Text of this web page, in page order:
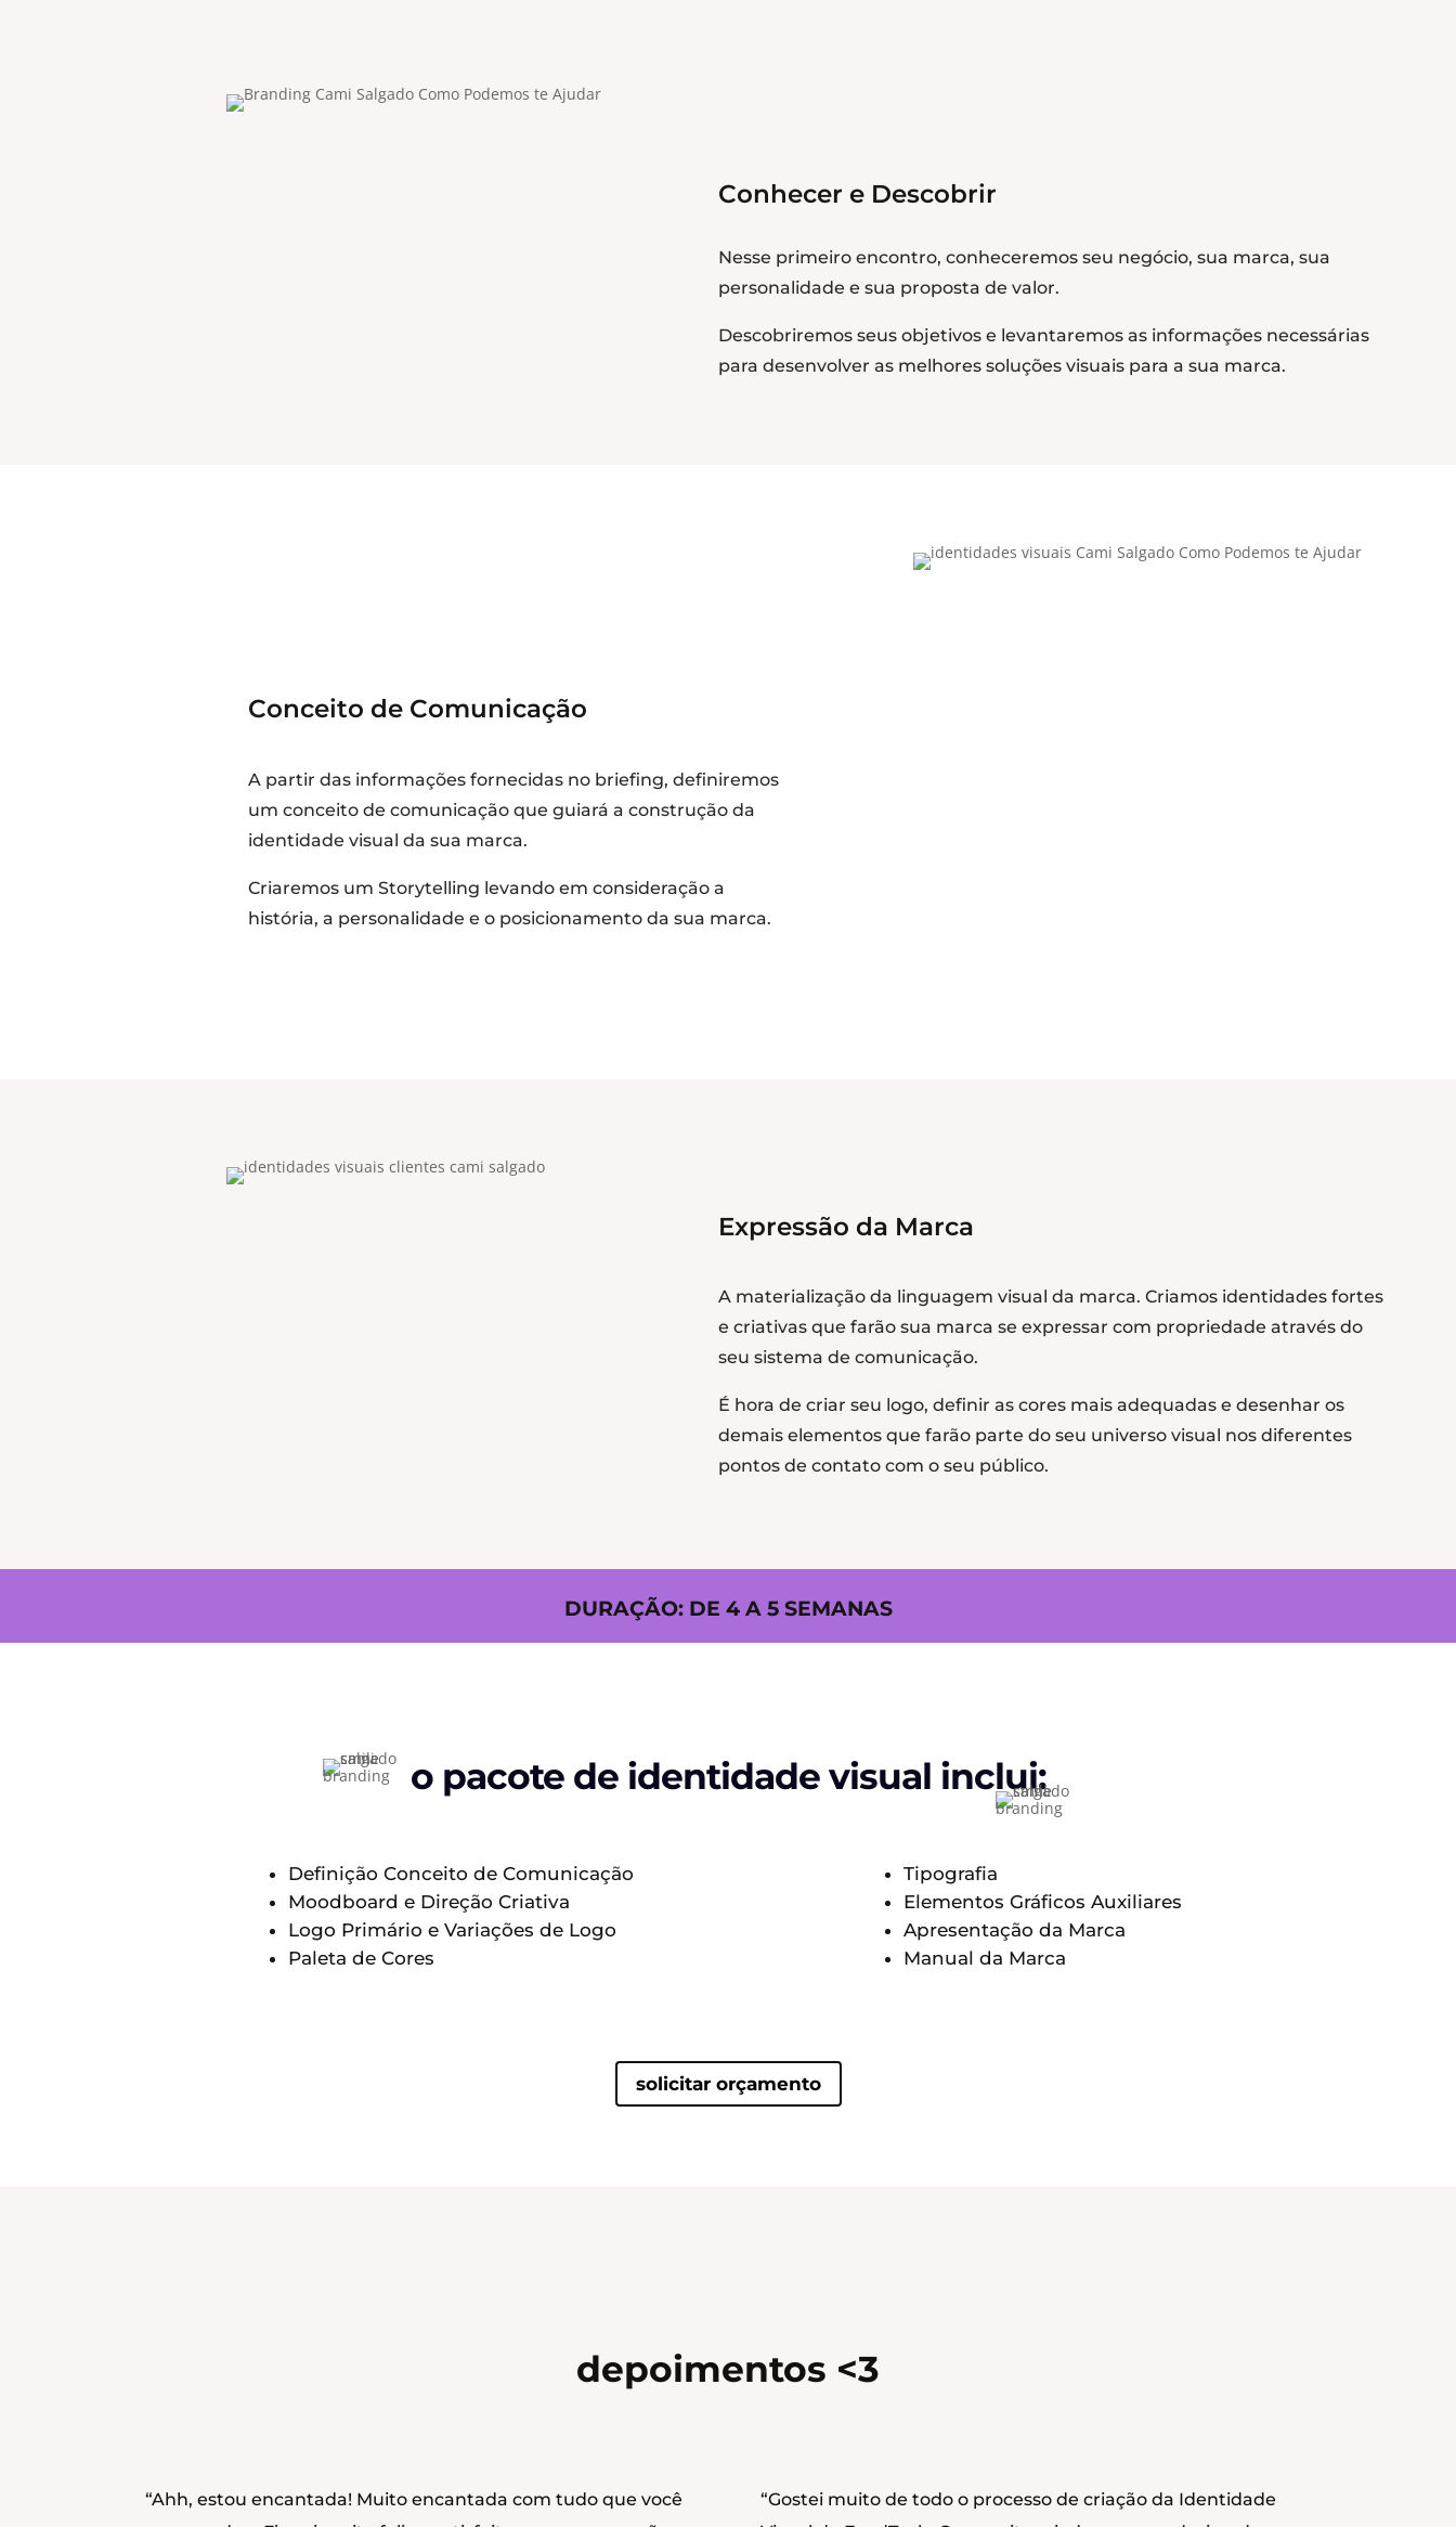
Conhecer e Descobrir
Nesse primeiro encontro, conheceremos seu negócio, sua marca, sua
personalidade e sua proposta de valor.
Descobriremos seus objetivos e levantaremos as informações necessárias
para desenvolver as melhores soluções visuais para a sua marca.
Conceito de Comunicação
A partir das informações fornecidas no briefing, definiremos
um conceito de comunicação que guiará a construção da
identidade visual da sua marca.
Criaremos um Storytelling levando em consideração a
história, a personalidade e o posicionamento da sua marca.
Expressão da Marca
A materialização da linguagem visual da marca. Criamos identidades fortes
e criativas que farão sua marca se expressar com propriedade através do
seu sistema de comunicação.
É hora de criar seu logo, definir as cores mais adequadas e desenhar os
demais elementos que farão parte do seu universo visual nos diferentes
pontos de contato com o seu público.
DURAÇÃO: DE 4 A 5 SEMANAS
o pacote de identidade visual inclui:
Definição Conceito de Comunicação
Moodboard e Direção Criativa
Logo Primário e Variações de Logo
Paleta de Cores
Tipografia
Elementos Gráficos Auxiliares
Apresentação da Marca
Manual da Marca
solicitar orçamento
depoimentos <3
“Ahh, estou encantada! Muito encantada com tudo que você
“Gostei muito de todo o processo de criação da Identidade